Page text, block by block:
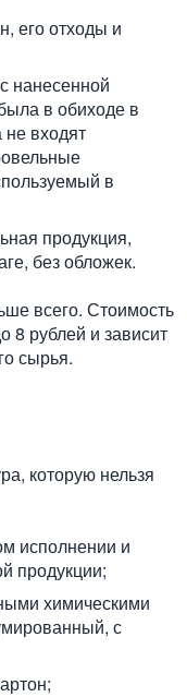
его отходы и
нанесенной
в обиходе в
входят
в
продукция,
без обложек.
всего. Стоимость
8 рублей и зависит
сырья.
которую нельзя
исполнении и
продукции;
химическими
с